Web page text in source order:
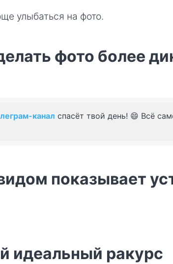
улыбаться на фото.
фото более
канал спасёт твой день! 😄 Всё
показывает
идеальный ракурс